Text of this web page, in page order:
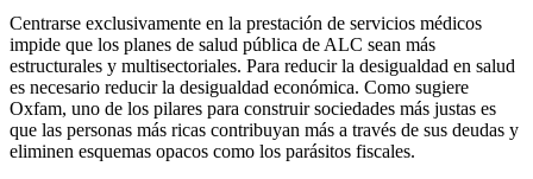
Centrarse exclusivamente en la prestación de servicios médicos
impide que los planes de salud pública de ALC sean más
estructurales y multisectoriales. Para reducir la desigualdad en salud
es necesario reducir la desigualdad económica. Como sugiere
Oxfam, uno de los pilares para construir sociedades más justas es
que las personas más ricas contribuyan más a través de sus deudas y
eliminen esquemas opacos como los parásitos fiscales.